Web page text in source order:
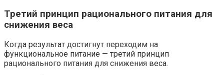
Третий принцип рационального питания для
снижения веса
Когда результат достигнут переходим на
функциональное питание — третий принцип
рационального питания для снижения веса.